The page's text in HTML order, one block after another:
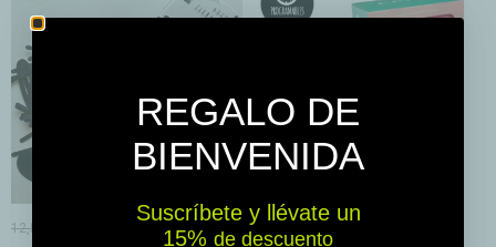
12,50 € 19,99 €
REGALO DE
BIENVENIDA
Suscríbete y llévate un
15% ​​ de descuento